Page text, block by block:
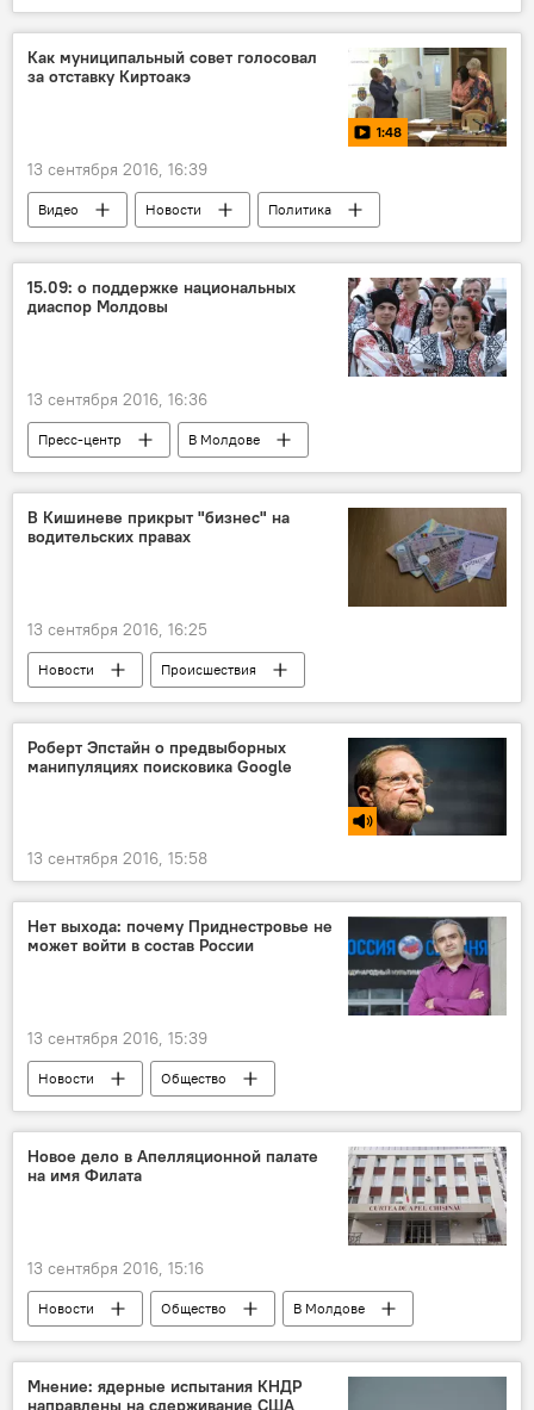
Общество Клинтон
Google
исследование
поисковик
манипуляция
Как муниципальный совет голосовал
за отставку Киртоакэ
1:48
13 сентября 2016, 16:39
Видео Новости
Политика
Мультимедиа
В Молдове
15.09: о поддержке национальных
диаспор Молдовы
13 сентября 2016, 16:36
Пресс-центр
В Молдове
Республика Молдова
Владимир Новосадюк
Олег Бабенко
Бюро межэтнических отношений Республики Молдова
В Кишиневе прикрыт "бизнес" на
водительских правах
13 сентября 2016, 16:25
Новости
Происшествия
В Молдове
Кишинев
Республика Молдова
водительские права
Роберт Эпстайн о предвыборных
манипуляциях поисковика Google
13 сентября 2016, 15:58
Нет выхода: почему Приднестровье не
может войти в состав России
13 сентября 2016, 15:39
Новости
Общество
Мнение обозревателя
Политика
Аналитика
В Молдове
Приднестровье
Левобережье
переговоры
Новое дело в Апелляционной палате
на имя Филата
13 сентября 2016, 15:16
Новости Общество
В Молдове
Кишинев
Республика Молдова
Владимир Филат
Апелляционная палата
Мнение: ядерные испытания КНДР
направлены на сдерживание США